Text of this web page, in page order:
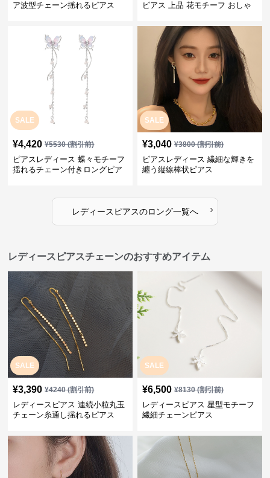
ア波型チェーン揺れるピアス
ピアス 上品 花モチーフ おしゃ
SALE
¥4,420 ¥5530(割引前)
ピアスレディース 蝶々モチーフ
揺れるチェーン付きロングピア
SALE
¥3,040 ¥3800(割引前)
ピアスレディース 繊細な輝きを
纏う縦線棒状ピアス
レディースピアスのロング一覧へ ›
レディースピアスチェーンのおすすめアイテム
SALE
¥3,390 ¥4240(割引前)
レディースピアス 連続小粒丸玉
チェーン糸通し揺れるピアス
SALE
¥6,500 ¥8130(割引前)
レディースピアス 星型モチーフ
繊細チェーンピアス